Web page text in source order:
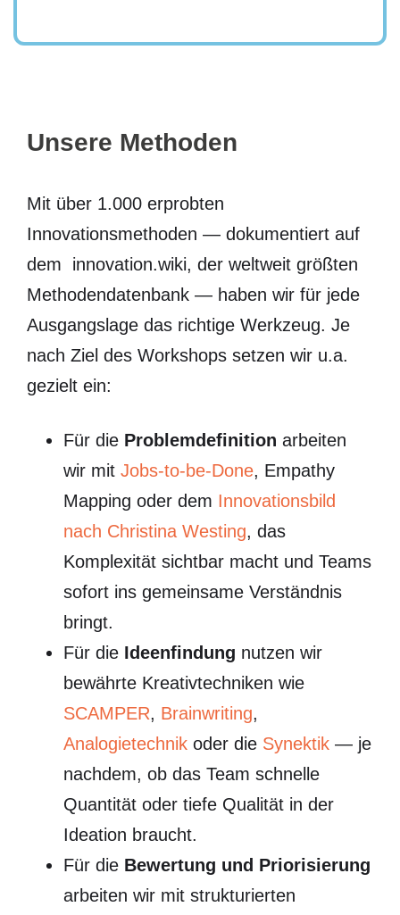
Unsere Methoden
Mit über 1.000 erprobten
Innovationsmethoden — dokumentiert auf
dem innovation.wiki, der weltweit größten
Methodendatenbank — haben wir für jede
Ausgangslage das richtige Werkzeug. Je
nach Ziel des Workshops setzen wir u.a.
gezielt ein:
Für die Problemdefinition arbeiten
wir mitJobs-to-be-Done, Empathy
Mapping oder dem Innovationsbild
nach Christina Westing, das
Komplexität sichtbar macht und Teams
sofort ins gemeinsame Verständnis
bringt.
Für die Ideenfindung nutzen wir
bewährte Kreativtechniken wie
SCAMPER, Brainwriting,
Analogietechnik oder die Synektik — je
nachdem, ob das Team schnelle
Quantität oder tiefe Qualität in der
Ideation braucht.
Für die Bewertung und Priorisierung
arbeiten wir mit strukturierten